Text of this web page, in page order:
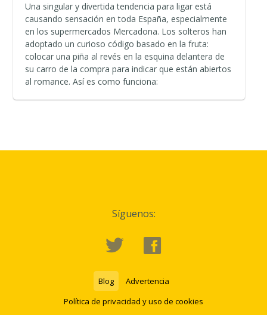
Una singular y divertida tendencia para ligar está
causando sensación en toda España, especialmente
en los supermercados Mercadona. Los solteros han
adoptado un curioso código basado en la fruta:
colocar una piña al revés en la esquina delantera de
su carro de la compra para indicar que están abiertos
al romance. Así es como funciona:
Síguenos:
Blog
Advertencia
Política de privacidad y uso de cookies